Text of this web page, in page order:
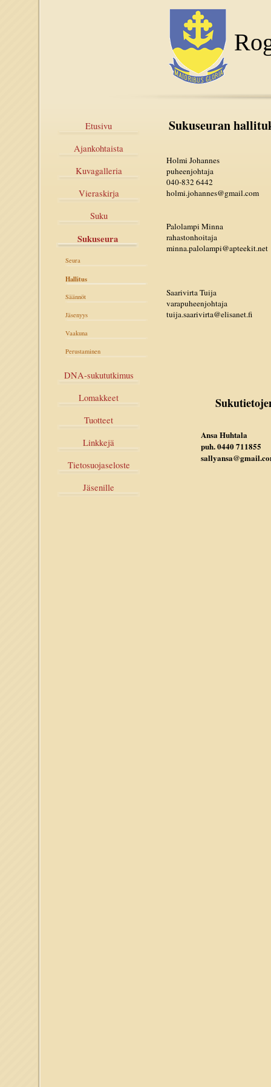
Etusivu
Ajankohtaista
Kuvagalleria
Vieraskirja
Suku
Sukuseura
Seura
Hallitus
Säännöt
Jäsenyys
Vaakuna
Perustaminen
DNA-sukututkimus
Lomakkeet
Tuotteet
Linkkejä
Tietosuojaseloste
Jäsenille
Sukuseuran
Holmi Johannes
puheenjohtaja
040-832 6442
holmi.johannes@gmail.com
Palolampi Minna
rahastonhoitaja
minna.palolampi@apteekit.net
Saarivirta Tuija
varapuheenjohtaja
tuija.saarivirta@elisanet.fi
Ansa Huhtala
puh. 0440 711855